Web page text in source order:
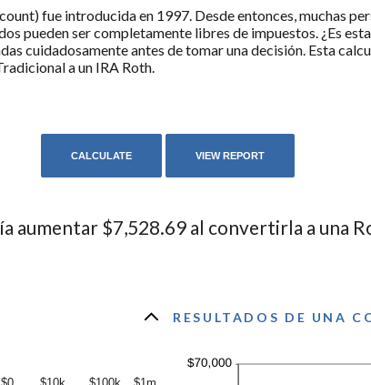
fue introducida en 1997. Desde entonces, muchas
pueden ser completamente libres de impuestos. ¿Es
cuidadosamente antes de tomar una decisión. Esta
a un IRA Roth.
aumentar $7,528.69 al convertirla a una
RESULTADOS DE UNA